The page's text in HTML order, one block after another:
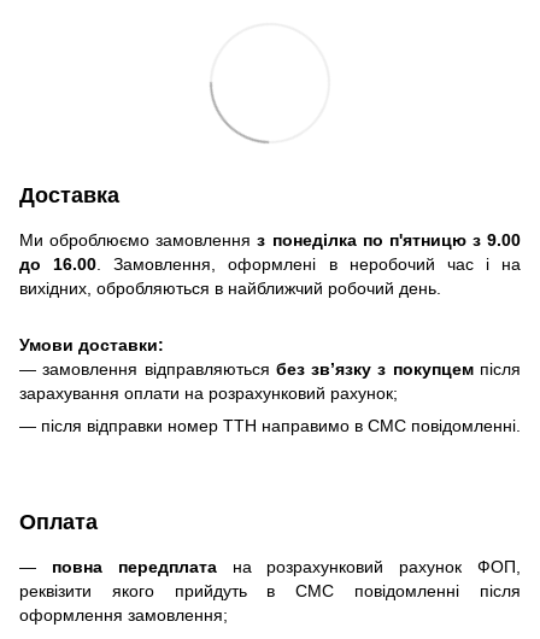
Доставка
Ми оброблюємо замовленняз понеділка по п'ятницю з 9.00
до 16.00. Замовлення, оформлені в неробочий час і на
вихідних, обробляються в найближчий робочий день.
Умови доставки:
— замовлення відправляються без зв’язку з покупцемпісля
зарахування оплати на розрахунковий рахунок;
— після відправки номер ТТН направимо в СМС повідомленні.
Оплата
— повна передплатана розрахунковий рахунок ФОП,
реквізити якого прийдуть в СМС повідомленні після
оформлення замовлення;